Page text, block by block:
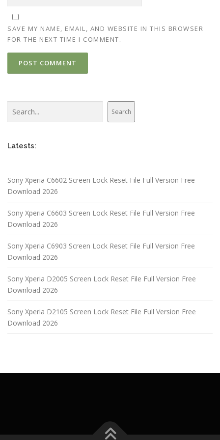
SAVE MY NAME, EMAIL, AND WEBSITE IN THIS BROWSER
FOR THE NEXT TIME I COMMENT.
Search
Latests:
Sony Xperia C6602 Screen Lock Reset File Full Version Free
Download 2026
Sony Xperia C6603 Screen Lock Reset File Full Version Free
Download 2026
Sony Xperia C6903 Screen Lock Reset File Full Version Free
Download 2026
Sony Xperia D2005 Screen Lock Reset File Full Version Free
Download 2026
Sony Xperia D2105 Screen Lock Reset File Full Version Free
Download 2026